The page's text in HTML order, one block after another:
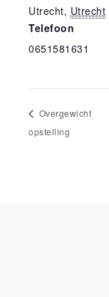
Utrecht, Utrecht
Telefoon
0651581631
Overgewicht
opstelling